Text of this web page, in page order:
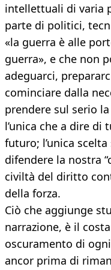
intellettuali di varia
parte di politici,
«la guerra è alle
guerra», e che non
adeguarci,
cominciare dalla
prendere sul serio
l’unica che a dire
futuro; l’unica
difendere la nostra
civiltà del diritto
della forza.
Ciò che aggiunge
narrazione, è il
oscuramento di
ancor prima di